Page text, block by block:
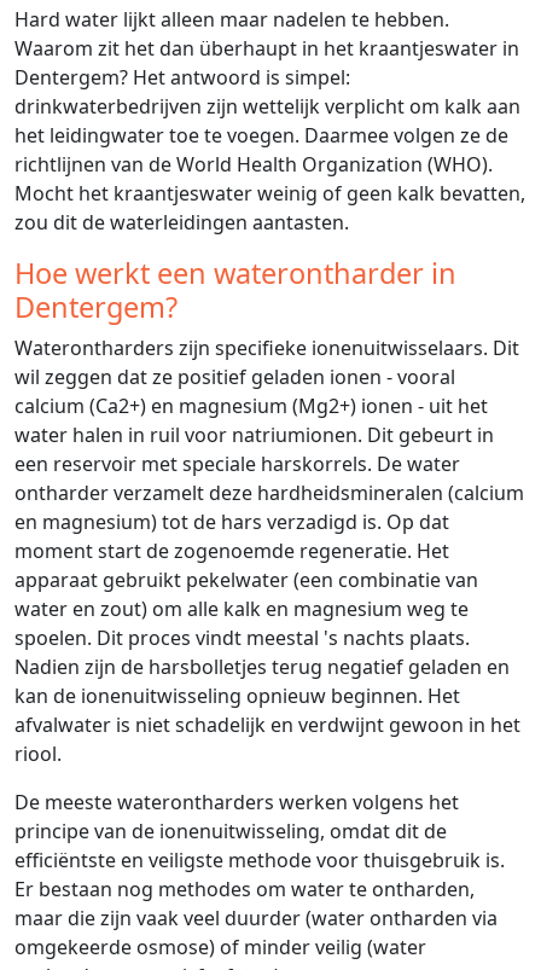
Hard water lijkt alleen maar nadelen te hebben.
Waarom zit het dan überhaupt in het kraantjeswater in
Dentergem? Het antwoord is simpel:
drinkwaterbedrijven zijn wettelijk verplicht om kalk aan
het leidingwater toe te voegen. Daarmee volgen ze de
richtlijnen van de World Health Organization (WHO).
Mocht het kraantjeswater weinig of geen kalk bevatten,
zou dit de waterleidingen aantasten.
Hoe werkt een waterontharder in
Dentergem?
Waterontharders zijn specifieke ionenuitwisselaars. Dit
wil zeggen dat ze positief geladen ionen - vooral
calcium (Ca2+) en magnesium (Mg2+) ionen - uit het
water halen in ruil voor natriumionen. Dit gebeurt in
een reservoir met speciale harskorrels. De water
ontharder verzamelt deze hardheidsmineralen (calcium
en magnesium) tot de hars verzadigd is. Op dat
moment start de zogenoemde regeneratie. Het
apparaat gebruikt pekelwater (een combinatie van
water en zout) om alle kalk en magnesium weg te
spoelen. Dit proces vindt meestal 's nachts plaats.
Nadien zijn de harsbolletjes terug negatief geladen en
kan de ionenuitwisseling opnieuw beginnen. Het
afvalwater is niet schadelijk en verdwijnt gewoon in het
riool.
De meeste waterontharders werken volgens het
principe van de ionenuitwisseling, omdat dit de
efficiëntste en veiligste methode voor thuisgebruik is.
Er bestaan nog methodes om water te ontharden,
maar die zijn vaak veel duurder (water ontharden via
omgekeerde osmose) of minder veilig (water